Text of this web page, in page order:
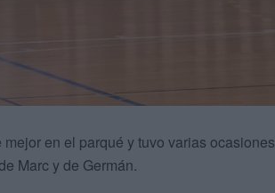
en el parqué y tuvo varias ocasiones
Marc y de Germán.